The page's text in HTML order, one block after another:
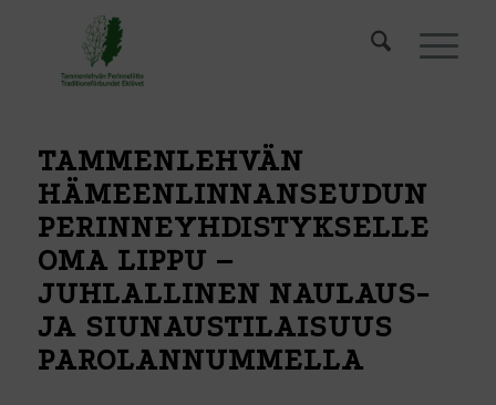
TAMMENLEHVÄN
HÄMEENLINNANSEUDUN
PERINNEYHDISTYKSELLE
OMA LIPPU –
JUHLALLINEN NAULAUS-
JA SIUNAUSTILAISUUS
PAROLANNUMMELLA